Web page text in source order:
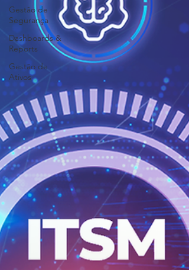
Gestão de
Segurança
Dashboards &
Reports
Gestão de
Ativos